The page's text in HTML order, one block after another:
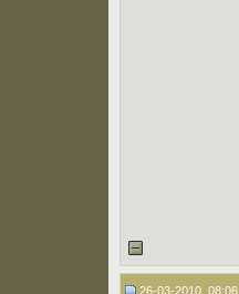
26-03-2010, 08:06